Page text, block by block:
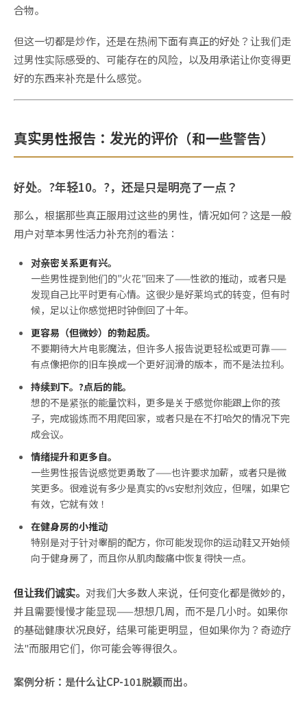
合物。
但这一切都是炒作，还是在热闹下面有真正的好处？让我们走
过男性实际感受的、可能存在的风险，以及用承诺让你变得更
好的东西来补充是什么感觉。
真实男性报告：发光的评价（和一些警告）
好处。?年轻10。?，还是只是明亮了一点？
那么，根据那些真正服用过这些的男性，情况如何？这是一般
用户对草本男性活力补充剂的看法：
对亲密关系更有兴。
一些男性提到他们的"火花"回来了——性欲的推动，或者只是
发现自己比平时更有心情。这很少是好莱坞式的转变，但有时
候，足以让你感觉把时钟倒回了十年。
更容易（但微妙）的勃起质。
不要期待大片电影魔法，但许多人报告说更轻松或更可靠——
有点像把你的旧车换成一个更好润滑的版本，而不是法拉利。
持续到下。?点后的能。
想的不是紧张的能量饮料，更多是关于感觉你能跟上你的孩
子，完成锻炼而不用爬回家，或者只是在不打哈欠的情况下完
成会议。
情绪提升和更多自。
一些男性报告说感觉更勇敢了——也许要求加薪，或者只是微
笑更多。很难说有多少是真实的vs安慰剂效应，但嘿，如果它
有效，它就有效！
在健身房的小推动
特别是对于针对睾酮的配方，你可能发现你的运动鞋又开始倾
向于健身房了，而且你从肌肉酸痛中恢复得快一点。
但让我们诚实。 对我们大多数人来说，任何变化都是微妙的，
并且需要慢慢才能显现——想想几周，而不是几小时。如果你
的基础健康状况良好，结果可能更明显，但如果你为？奇迹疗
法"而服用它们，你可能会等得很久。
案例分析：是什么让CP-101脱颖而出。